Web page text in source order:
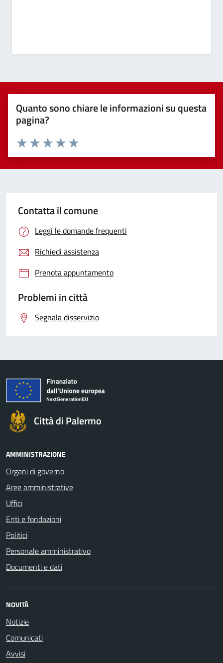
Quanto sono chiare le informazioni su questa
pagina?
Valuta 5 stelle su 5
Valuta 4 stelle su 5
Valuta 3 stelle su 5
Valuta 2 stelle su 5
Valuta 1 stelle su 5
Contatta il comune
Leggi le domande frequenti
Richiedi assistenza
Prenota appuntamento
Problemi in città
Segnala disservizio
Città di Palermo
AMMINISTRAZIONE
Organi di governo
Aree amministrative
Uffici
Enti e fondazioni
Politici
Personale amministrativo
Documenti e dati
NOVITÀ
Notizie
Comunicati
Avvisi